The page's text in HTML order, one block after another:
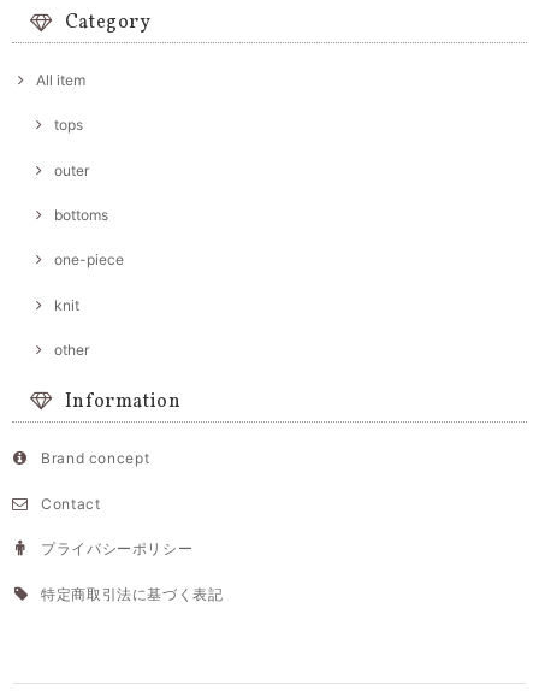
Category
All item
tops
outer
bottoms
one-piece
knit
other
Information
Brand concept
Contact
プライバシーポリシー
特定商取引法に基づく表記